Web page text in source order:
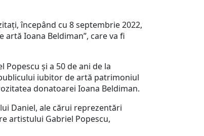
începând cu 8 septembrie 2022,
artă Ioana Beldiman”, care va fi
și a 50 de ani de la
iubitor de artă patrimoniul
donatoarei Ioana Beldiman.
Daniel, ale cărui reprezentări
artistului Gabriel Popescu,